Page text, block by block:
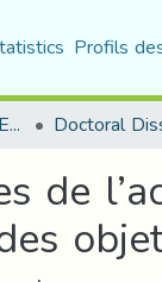
Profils
Department of Electrical Engineering Doctoral
de